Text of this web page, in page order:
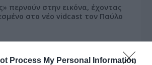
Process My Personal Information
περνούν στην εικόνα, έχοντας
στο νέο vidcast τον Παύλο